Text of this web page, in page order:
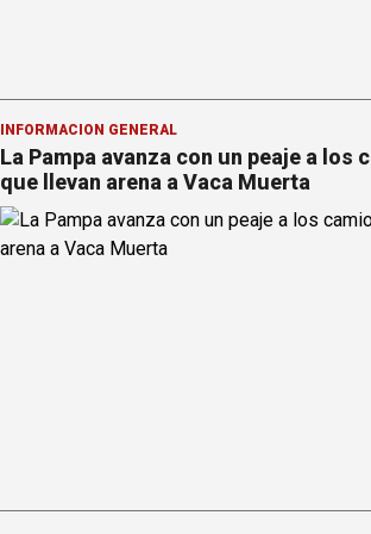
INFORMACION GENERAL
La Pampa avanza con un peaje a los
que llevan arena a Vaca Muerta